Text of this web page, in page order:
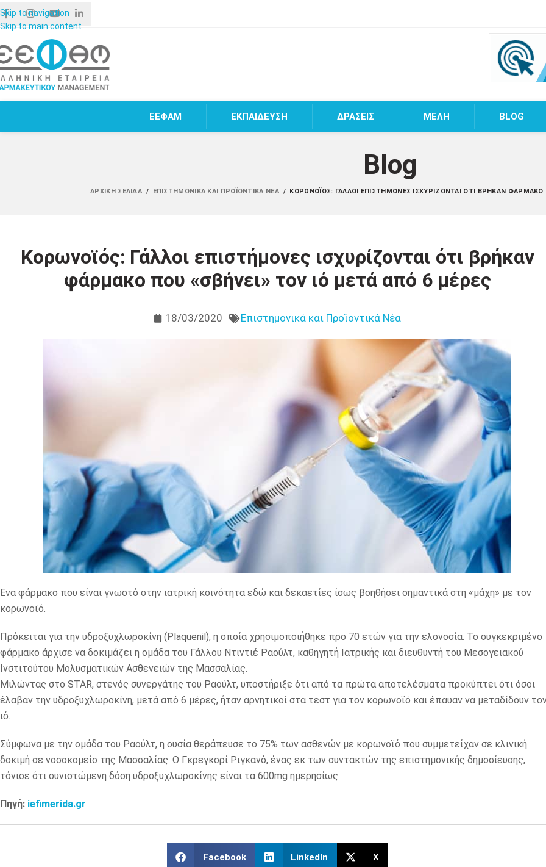
Skip to navigation
Skip to main content
ΕΕΦΑΜ ΕΚΠΑΙΔΕΥΣΗ ΔΡΑΣΕΙΣ MEΛΗ BLOG
Blog
ΑΡΧΙΚΉ ΣΕΛΊΔΑ / ΕΠΙΣΤΗΜΟΝΙΚΆ ΚΑΙ ΠΡΟΪΟΝΤΙΚΆ ΝΈΑ / ΚΟΡΩΝΟΪΌΣ: ΓΆΛΛΟΙ ΕΠΙΣΤΉΜΟΝΕΣ ΙΣΧΥΡΊΖΟΝΤΑΙ ΌΤΙ ΒΡΉΚΑΝ
Κορωνοϊός: Γάλλοι επιστήμονες ισχυρίζονται ότι βρήκαν
φάρμακο που «σβήνει» τον ιό μετά από 6 μέρες
18/03/2020 Επιστημονικά και Προϊοντικά Νέα
Ενα φάρμακο που είναι γνωστό στην ιατρική κοινότητα εδώ και δεκαετίες ίσως βοηθήσει σημαντικά στη «μάχη» με τον
κορωνοϊό.
Πρόκειται για την υδροξυχλωροκίνη (Plaquenil), η οποία χρησιμοποιήθηκε προ 70 ετών για την ελονοσία. Το συγκεκριμένο
φάρμακο άρχισε να δοκιμάζει η ομάδα του Γάλλου Ντιντιέ Ραούλτ, καθηγητή Ιατρικής και διευθυντή του Μεσογειακού
Ινστιτούτου Μολυσματικών Ασθενειών της Μασσαλίας.
Μιλώντας στο STAR, στενός συνεργάτης του Ραούλτ, υποστήριξε ότι από τα πρώτα αποτελέσματα προκύπτει ότι όσοι
έλαβαν την υδροξυχλωροκίνη, μετά από 6 μέρες, ήταν αρνητικοί στα τεστ για τον κορωνοϊό και έπαυαν να μεταδίδουν
ιό.
Σύμφωνα με την ομάδα του Ραούλτ, η ουσία θεράπευσε το 75% των ασθενών με κορωνοϊό που συμμετείχαν σε κλινική
δοκιμή σε νοσοκομείο της Μασσαλίας. Ο Γκρεγκορί Ριγκανό, ένας εκ των συντακτών της επιστημονικής δημοσίευσης,
τόνισε ότι συνιστώμενη δόση υδροξυχλωροκίνης είναι τα 600mg ημερησίως.
Πηγή: iefimerida.gr
Facebook LinkedIn X